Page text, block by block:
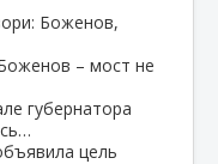
Боженов,
губернатора
цель